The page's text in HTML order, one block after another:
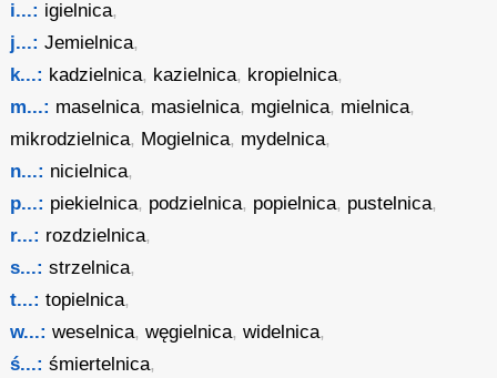
i...: igielnica,
j...: Jemielnica,
k...: kadzielnica, kazielnica, kropielnica,
m...: maselnica, masielnica, mgielnica, mielnica,
mikrodzielnica, Mogielnica, mydelnica,
n...: nicielnica,
p...: piekielnica, podzielnica, popielnica, pustelnica,
r...: rozdzielnica,
s...: strzelnica,
t...: topielnica,
w...: weselnica,węgielnica,widelnica,
ś...: śmiertelnica,